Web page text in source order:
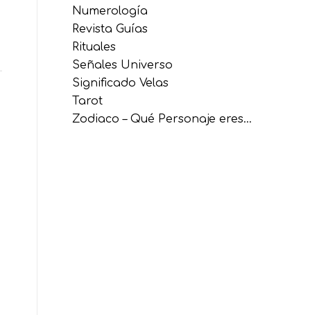
Numerología
Revista Guías
Rituales
Señales Universo
Significado Velas
Tarot
Zodiaco – Qué Personaje eres…